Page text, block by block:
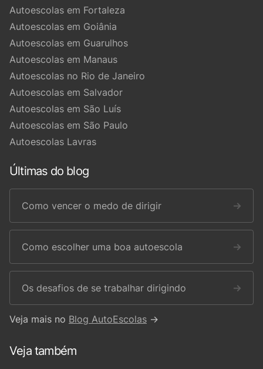
Autoescolas em Fortaleza
Autoescolas em Goiânia
Autoescolas em Guarulhos
Autoescolas em Manaus
Autoescolas no Rio de Janeiro
Autoescolas em Salvador
Autoescolas em São Luís
Autoescolas em São Paulo
Autoescolas Lavras
Últimas do blog
Como vencer o medo de dirigir →
Como escolher uma boa autoescola →
Os desafios de se trabalhar dirigindo →
Veja mais no Blog AutoEscolas →
Veja também